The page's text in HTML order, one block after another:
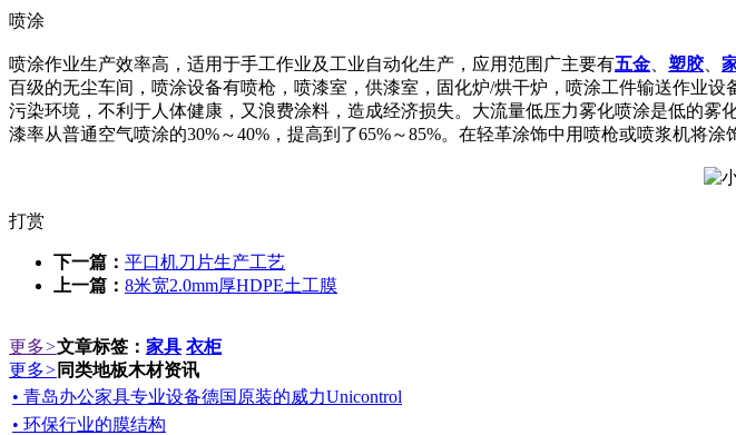
喷涂
喷涂作业生产效率高，适用于手工作业及工业自动化生产，应用范围广主要有五金 塑胶、
百级的无尘车间，喷涂设备有喷枪，喷漆室，供漆室，固化炉/烘干炉，喷涂工件输送作业
污染环境，不利于人体健康，又浪费涂料，造成经济损失。大流量低压力雾化喷涂是低的
漆率从普通空气喷涂的30%～40%，提高到了65%～85%。在轻革涂饰中用喷枪或喷浆机将涂
打赏
下一篇： 平口机刀片生产工艺
上一篇： 8米宽2.0mm厚HDPE土工膜
更多>文章标签： 家具 衣柜
更多> 同类地板木材资讯
• 青岛办公家具专业设备德国原装的威力Unicontrol
• 环保行业的膜结构